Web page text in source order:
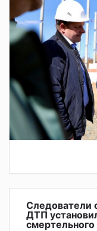
Следователи
ДТП